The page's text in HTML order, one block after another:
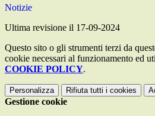
Notizie
Ultima revisione il 17-09-2024
Questo sito o gli strumenti terzi da
cookie necessari al funzionamento ed
COOKIE POLICY.
Personalizza Rifiuta tutti i cookies
Gestione cookie